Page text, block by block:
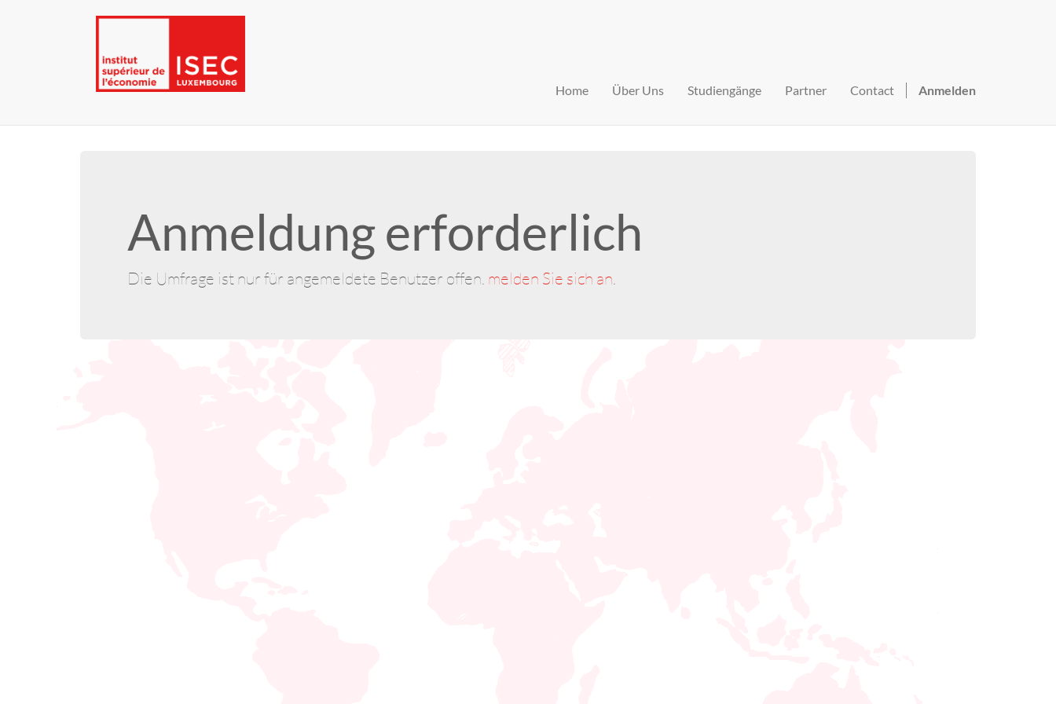
Home Über Uns Studiengänge Partner Contact Anmelden
Anmeldung erforderlich
Die Umfrage ist nur für angemeldete Benutzer offen. melden Sie sich an